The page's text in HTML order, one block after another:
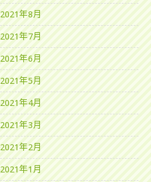
2021年8月
2021年7月
2021年6月
2021年5月
2021年4月
2021年3月
2021年2月
2021年1月